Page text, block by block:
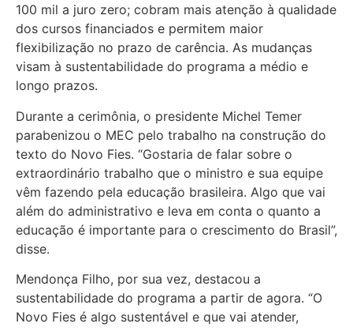
100 mil a juro zero; cobram mais atenção à qualidade
dos cursos financiados e permitem maior
flexibilização no prazo de carência. As mudanças
visam à sustentabilidade do programa a médio e
longo prazos.
Durante a cerimônia, o presidente Michel Temer
parabenizou o MEC pelo trabalho na construção do
texto do Novo Fies. “Gostaria de falar sobre o
extraordinário trabalho que o ministro e sua equipe
vêm fazendo pela educação brasileira. Algo que vai
além do administrativo e leva em conta o quanto a
educação é importante para o crescimento do Brasil”,
disse.
Mendonça Filho, por sua vez, destacou a
sustentabilidade do programa a partir de agora. “O
Novo Fies é algo sustentável e que vai atender,